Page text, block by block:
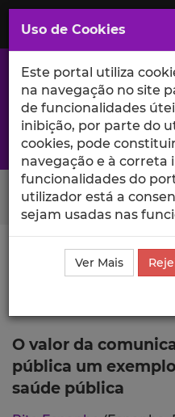
Saltar
para
Conteúdo
Principal
A excelência da
Search Button
Ciência_Iscte
Publicação
O valor da
pública um
saúde pública
Uso de Cookies
Este portal utiliza
na navegação no site
de funcionalidades
inibição, por parte do
cookies, pode
navegação e à correta
funcionalidades do
utilizador está a
sejam usadas nas
Ver Mais